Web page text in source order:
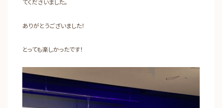
ありがとうございました！
とっても楽しかったです！